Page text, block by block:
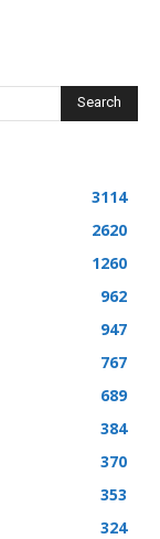
Search
3114
2620
1260
962
947
767
689
384
370
353
324